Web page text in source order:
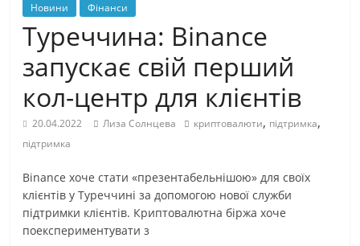
Новини Фінанси
Туреччина: Binance
запускає свій перший
кол-центр для клієнтів
20.04.2022 Лиза Солнцева криптовалюти, підтримка,
підтримка
Binance хоче стати «презентабельнішою» для своїх
клієнтів у Туреччині за допомогою нової служби
підтримки клієнтів. Криптовалютна біржа хоче
поекспериментувати з